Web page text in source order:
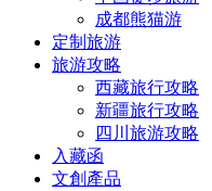
成都熊猫游
定制旅游
旅游攻略
西藏旅行攻略
新疆旅行攻略
四川旅游攻略
入藏函
文創產品